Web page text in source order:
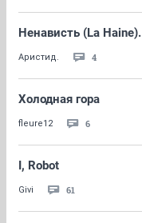
Ненависть (La Haine).
Аристид. 4
Холодная гора
fleure12 6
I, Robot
Givi 61